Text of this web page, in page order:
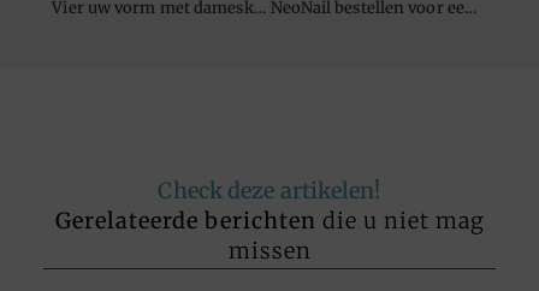
Vier uw vorm met dameskleding in grote maten NeoNail bestellen voor een stralende look
Check deze artikelen!
Gerelateerde berichten die u niet mag
missen